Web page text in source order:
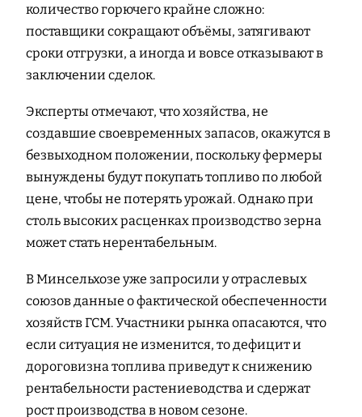
количество горючего крайне сложно:
поставщики сокращают объёмы, затягивают
сроки отгрузки, а иногда и вовсе отказывают в
заключении сделок.
Эксперты отмечают, что хозяйства, не
создавшие своевременных запасов, окажутся в
безвыходном положении, поскольку фермеры
вынуждены будут покупать топливо по любой
цене, чтобы не потерять урожай. Однако при
столь высоких расценках производство зерна
может стать нерентабельным.
В Минсельхозе уже запросили у отраслевых
союзов данные о фактической обеспеченности
хозяйств ГСМ. Участники рынка опасаются, что
если ситуация не изменится, то дефицит и
дороговизна топлива приведут к снижению
рентабельности растениеводства и сдержат
рост производства в новом сезоне.